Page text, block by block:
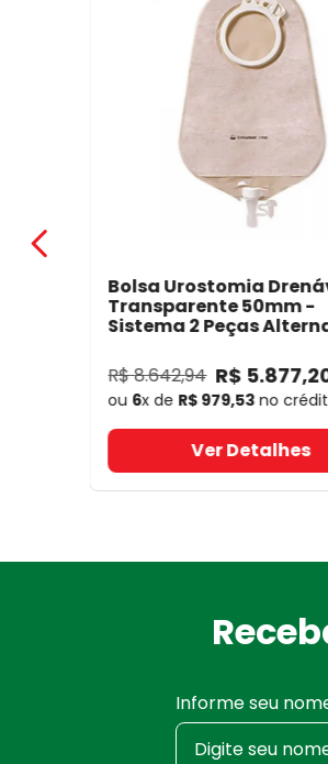
Bolsa Urostomia
Transparente 50mm -
Sistema 2 Peças
R$8.642,94 R$ 5.877,
ou 6x de R$ 979,53 no
Ver Detalhes
Informe seu